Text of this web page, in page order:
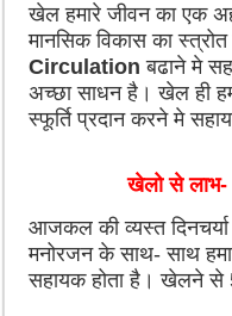
खेल हमारे जीवन का एक
मानसिक विकास का
Circulation बढाने मे
अच्छा साधन है। खेल ही
स्फूर्ति प्रदान करने मे
खेलो से लाभ-
आजकल की व्यस्त
मनोरजन के साथ- साथ
सहायक होता है। खेलने से